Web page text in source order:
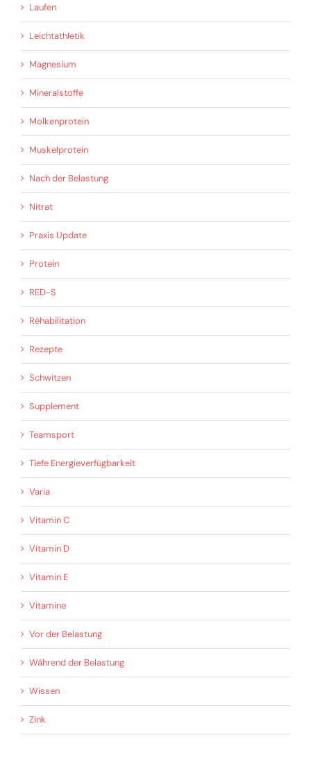
Laufen
Leichtathletik
Magnesium
Mineralstoffe
Molkenprotein
Muskelprotein
Nach der Belastung
Nitrat
Praxis Update
Protein
RED-S
Réhabilitation
Rezepte
Schwitzen
Supplement
Teamsport
Tiefe Energieverfügbarkeit
Varia
Vitamin C
Vitamin D
Vitamin E
Vitamine
Vor der Belastung
Während der Belastung
Wissen
Zink